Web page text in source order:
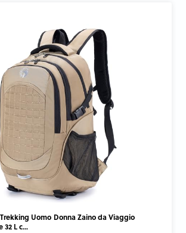
Trekking Uomo Donna Zaino da Viaggio
L c...